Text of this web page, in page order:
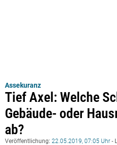
Assekuranz
Tief Axel: Welche
Gebäude- oder
ab?
Veröffentlichung: 22.05.2019, 07:05 Uhr -